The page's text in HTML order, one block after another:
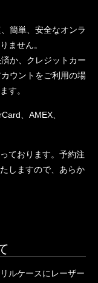
簡単、安全なオンラ
ません。
か、クレジットカー
ウントをご利用の場
す。
、AMEX、
ております。予約注
しますので、あらか
ルケースにレーザー